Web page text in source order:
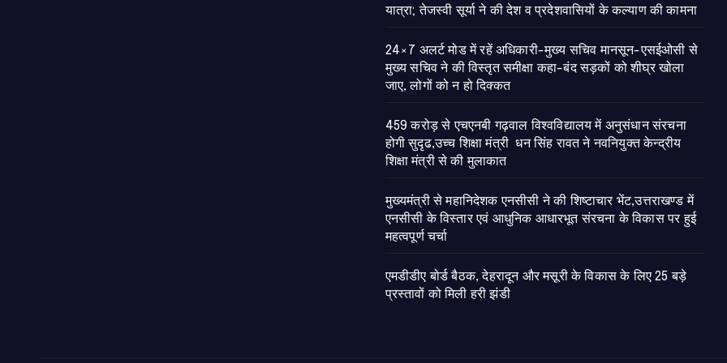
यात्रा; तेजस्वी सूर्या ने की देश व प्रदेशवासियों के कल्याण की कामना
24×7 अलर्ट मोड में रहें अधिकारी-मुख्य सचिव मानसून-एसईओसी से
मुख्य सचिव ने की विस्तृत समीक्षा कहा-बंद सड़कों को शीघ्र खोला
जाए, लोगों को न हो दिक्कत
459 करोड़ से एचएनबी गढ़वाल विश्वविद्यालय में अनुसंधान संरचना
होगी सुदृढ,उच्च शिक्षा मंत्री धन सिंह रावत ने नवनियुक्त केन्द्रीय
शिक्षा मंत्री से की मुलाकात
मुख्यमंत्री से महानिदेशक एनसीसी ने की शिष्टाचार भेंट,उत्तराखण्ड में
एनसीसी के विस्तार एवं आधुनिक आधारभूत संरचना के विकास पर हुई
महत्वपूर्ण चर्चा
एमडीडीए बोर्ड बैठक, देहरादून और मसूरी के विकास के लिए 25 बड़े
प्रस्तावों को मिली हरी झंडी